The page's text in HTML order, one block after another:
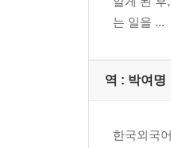
는 일을 ...
역 : 박여명
한국외국